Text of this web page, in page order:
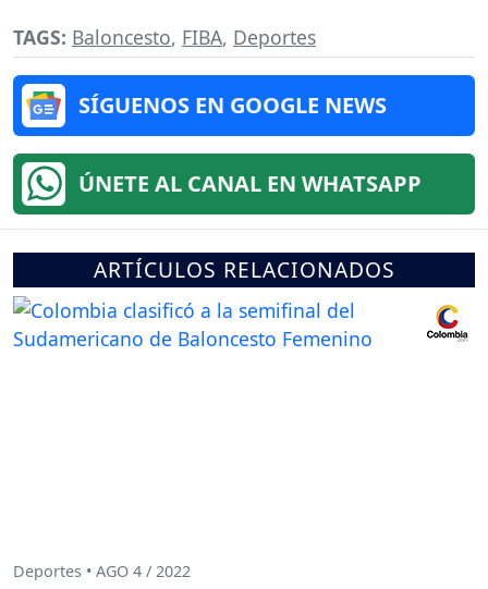
TAGS: Baloncesto, FIBA, Deportes
SÍGUENOS EN GOOGLE NEWS
ÚNETE AL CANAL EN WHATSAPP
ARTÍCULOS RELACIONADOS
Deportes • AGO 4 / 2022